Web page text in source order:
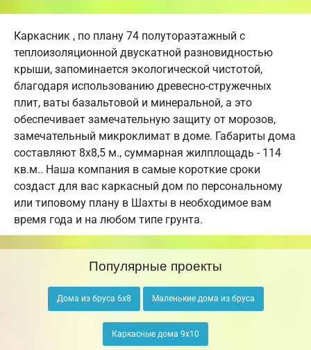
Каркасник , по плану 74 полутораэтажный с
теплоизоляционной двускатной разновидностью
крыши, запоминается экологической чистотой,
благодаря использованию древесно-стружечных
плит, ваты базальтовой и минеральной, а это
обеспечивает замечательную защиту от морозов,
замечательный микроклимат в доме. Габариты дома
составляют 8х8,5 м., суммарная жилплощадь - 114
кв.м.. Наша компания в самые короткие сроки
создаст для вас каркасный дом по персональному
или типовому плану в Шахты в необходимое вам
время года и на любом типе грунта.
Популярные проекты
Дома из бруса 6х8 Маленькие дома из бруса
Каркасные дома 9х10